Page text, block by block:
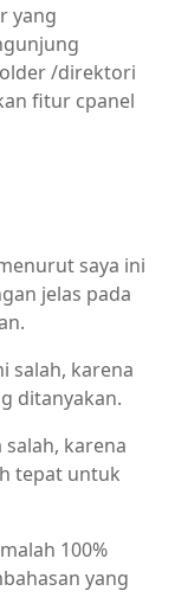
yang
/direktori
fitur cpanel
saya ini
jelas pada
salah, karena
ditanyakan.
karena
tepat untuk
100%
yang